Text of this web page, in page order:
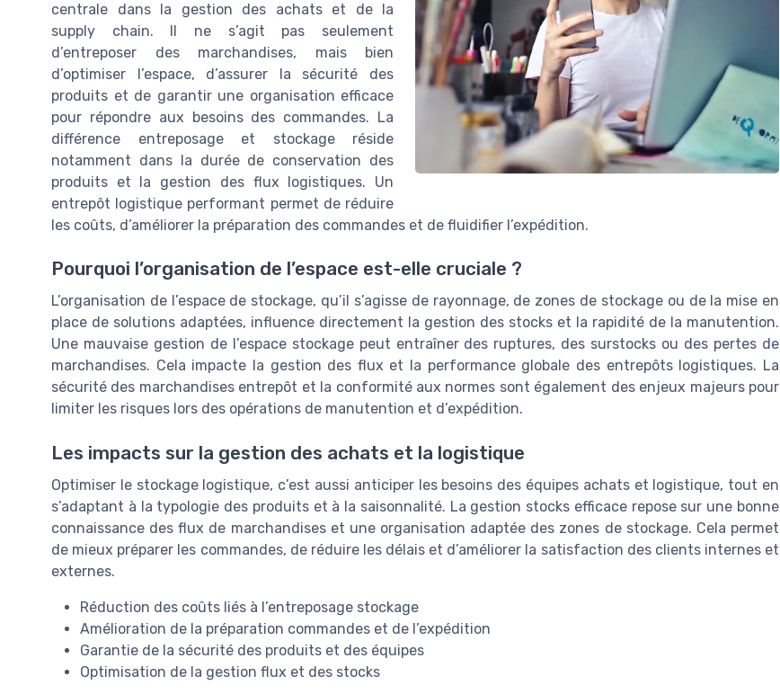
centrale dans la gestion des achats et de la
supply chain. Il ne s’agit pas seulement
d’entreposer des marchandises, mais bien
d’optimiser l’espace, d’assurer la sécurité des
produits et de garantir une organisation efficace
pour répondre aux besoins des commandes. La
différence entreposage et stockage réside
notamment dans la durée de conservation des
produits et la gestion des flux logistiques. Un
entrepôt logistique performant permet de réduire
les coûts, d’améliorer la préparation des commandes et de fluidifier l’expédition.
Pourquoi l’organisation de l’espace est-elle cruciale ?
L’organisation de l’espace de stockage, qu’il s’agisse de rayonnage, de zones de stockage ou de la mise en
place de solutions adaptées, influence directement la gestion des stocks et la rapidité de la manutention.
Une mauvaise gestion de l’espace stockage peut entraîner des ruptures, des surstocks ou des pertes de
marchandises. Cela impacte la gestion des flux et la performance globale des entrepôts logistiques. La
sécurité des marchandises entrepôt et la conformité aux normes sont également des enjeux majeurs pour
limiter les risques lors des opérations de manutention et d’expédition.
Les impacts sur la gestion des achats et la logistique
Optimiser le stockage logistique, c’est aussi anticiper les besoins des équipes achats et logistique, tout en
s’adaptant à la typologie des produits et à la saisonnalité. La gestion stocks efficace repose sur une bonne
connaissance des flux de marchandises et une organisation adaptée des zones de stockage. Cela permet
de mieux préparer les commandes, de réduire les délais et d’améliorer la satisfaction des clients internes et
externes.
Réduction des coûts liés à l’entreposage stockage
Amélioration de la préparation commandes et de l’expédition
Garantie de la sécurité des produits et des équipes
Optimisation de la gestion flux et des stocks